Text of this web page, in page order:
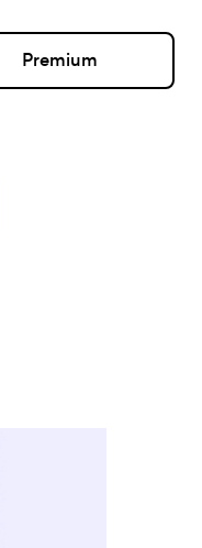
Premium